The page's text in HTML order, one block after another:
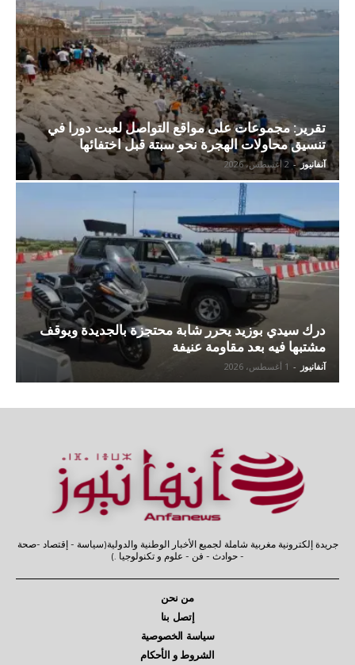
تقرير: مجموعات على مواقع التواصل لعبت دورا في
تنسيق محاولات الهجرة نحو سبتة قبل اختفائها
آنفانيوز - 2 أغسطس، 2026
درك سيدي بوزيد يحرر شابة محتجزة بالجديدة ويوقف
مشتبها فيه بعد مقاومة عنيفة
آنفانيوز - 1 أغسطس، 2026
جريدة إلكترونية مغربية شاملة لجميع الأخبار الوطنية والدولية(سياسة - إقتصاد -صحة
- حوادث - فن - علوم و تكنولوجيا .)
من نحن
إتصل بنا
سياسة الخصوصية
الشروط و الأحكام